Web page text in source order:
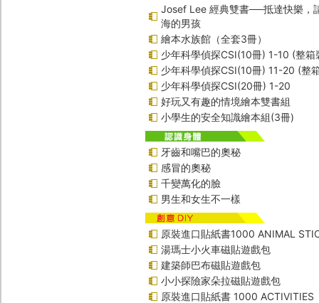
Josef Lee 經典雙書──抵達快樂，
海的男孩
繪本水族館（全套3冊）
少年科學偵探CSI(10冊) 1-10 (整箱
少年科學偵探CSI(10冊) 11-20 (整
少年科學偵探CSI(20冊) 1-20
好玩又有趣的情境繪本雙書組
小學生的安全知識繪本組(3冊)
牙齒和嘴巴的奧秘
感冒的奧秘
千變萬化的臉
男生和女生不一樣
原裝進口貼紙書1000 ANIMAL
湯瑪士小火車磁貼遊戲包
建築師巴布磁貼遊戲包
小小探險家朵拉磁貼遊戲包
原裝進口貼紙書 1000 ACTIVITIES